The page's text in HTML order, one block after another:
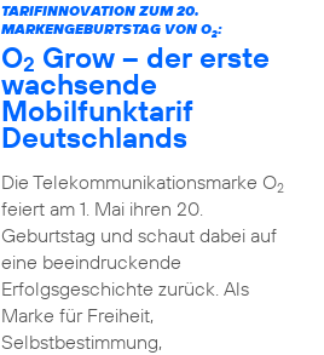
TARIFINNOVATION ZUM 20.
MARKENGEBURTSTAG VON O2:
O2 Grow – der erste
wachsende
Mobilfunktarif
Deutschlands
Die Telekommunikationsmarke O2
feiert am 1. Mai ihren 20.
Geburtstag und schaut dabei auf
eine beeindruckende
Erfolgsgeschichte zurück. Als
Marke für Freiheit,
Selbstbestimmung,